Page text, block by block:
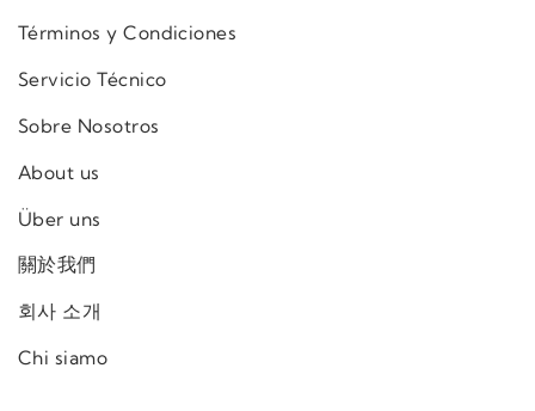
Términos y Condiciones
Servicio Técnico
Sobre Nosotros
About us
Über uns
關於我們
회사 소개
Chi siamo